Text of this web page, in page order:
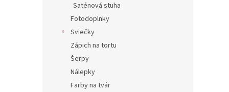
Saténová stuha
Fotodoplnky
Sviečky
Zápich na tortu
Šerpy
Nálepky
Farby na tvár